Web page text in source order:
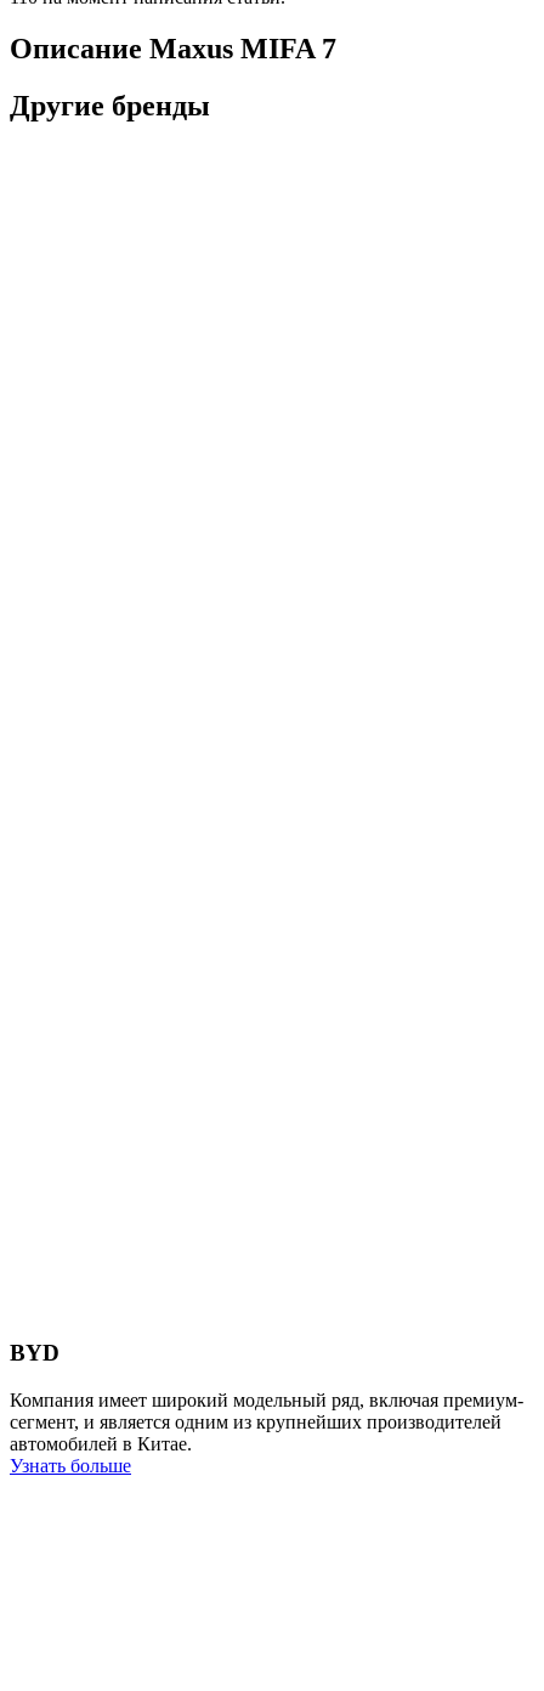
Описание Maxus MIFA 7
Другие бренды
BYD
Компания имеет широкий модельный ряд, включая премиум-
сегмент, и является одним из крупнейших производителей
автомобилей в Китае.
Узнать больше